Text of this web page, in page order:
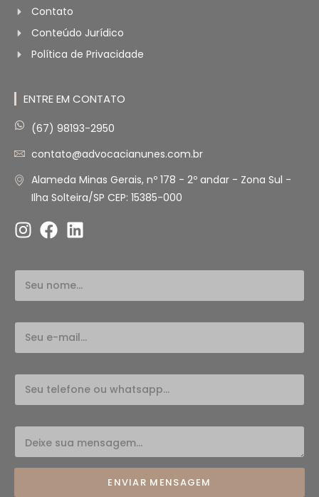
Contato
Conteúdo Jurídico
Política de Privacidade
ENTRE EM CONTATO
(67) 98193-2950
contato@advocacianunes.com.br
Alameda Minas Gerais, nº 178 - 2º andar - Zona Sul -
Ilha Solteira/SP CEP: 15385-000
ENVIAR MENSAGEM